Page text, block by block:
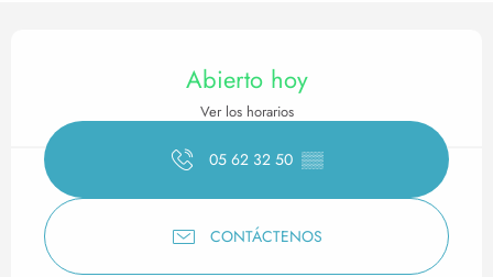
Horarios y datos de
Abierto hoy
Ver los horarios
05 62 32 50 ▒▒
CONTÁCTENOS